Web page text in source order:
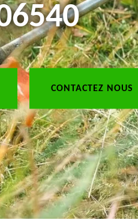
CONTACTEZ NOUS